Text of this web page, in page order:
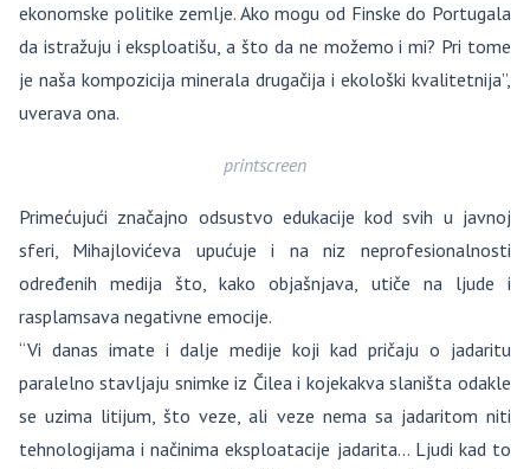
ekonomske politike zemlje. Ako mogu od Finske do Portugala
da istražuju i eksploatišu, a što da ne možemo i mi? Pri tome
je naša kompozicija minerala drugačija i ekološki kvalitetnija”,
uverava ona.
printscreen
Primećujući značajno odsustvo edukacije kod svih u javnoj
sferi, Mihajlovićeva upućuje i na niz neprofesionalnosti
određenih medija što, kako objašnjava, utiče na ljude i
rasplamsava negativne emocije.
“Vi danas imate i dalje medije koji kad pričaju o jadaritu
paralelno stavljaju snimke iz Čilea i kojekakva slaništa odakle
se uzima litijum, što veze, ali veze nema sa jadaritom niti
tehnologijama i načinima eksploatacije jadarita… Ljudi kad to